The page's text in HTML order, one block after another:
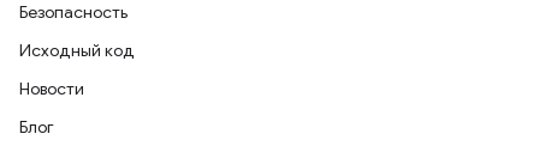
Безопасность
Исходный код
Новости
Блог